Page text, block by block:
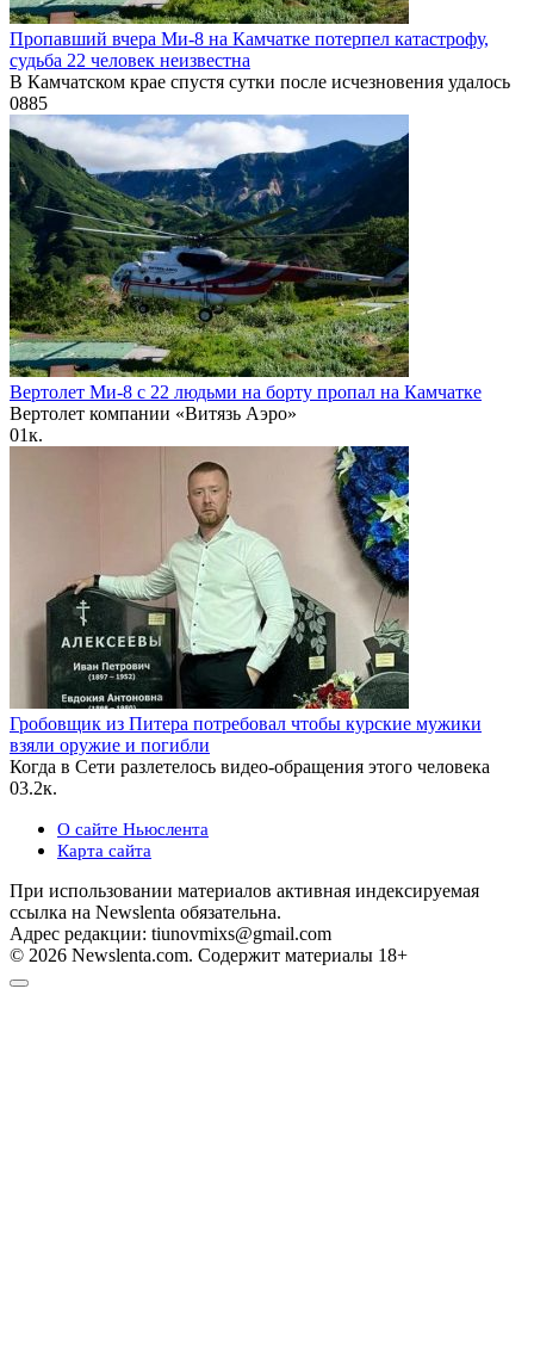
Пропавший вчера Ми-8 на Камчатке потерпел катастрофу,
судьба 22 человек неизвестна
В Камчатском крае спустя сутки после исчезновения удалось
0885
Вертолет Ми-8 с 22 людьми на борту пропал на Камчатке
Вертолет компании «Витязь Аэро»
01к.
Гробовщик из Питера потребовал чтобы курские мужики
взяли оружие и погибли
Когда в Сети разлетелось видео-обращения этого человека
03.2к.
О сайте Ньюслента
Карта сайта
При использовании материалов активная индексируемая
ссылка на Newslenta обязательна.
Адрес редакции: tiunovmixs@gmail.com
© 2026 Newslenta.com. Содержит материалы 18+